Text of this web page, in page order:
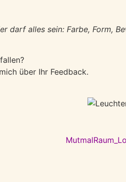
darf alles sein: Farbe, Form,
über Ihr Feedback.